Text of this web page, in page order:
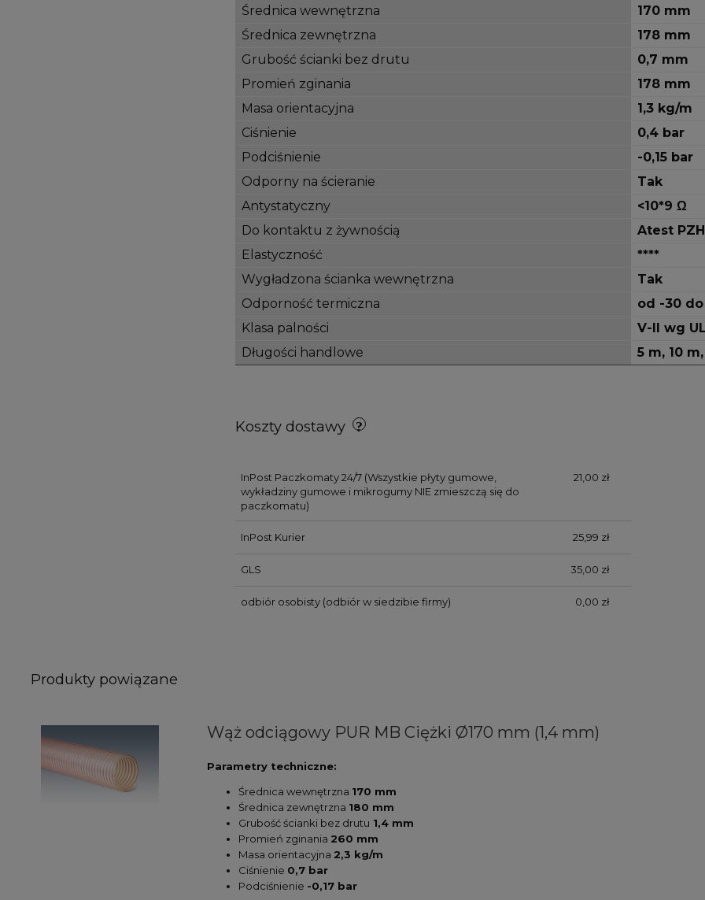
Średnica wewnętrzna
170 mm
Średnica zewnętrzna
178 mm
Grubość ścianki bez drutu
0,7 mm
Promień zginania
178 mm
Masa orientacyjna
1,3 kg/m
Ciśnienie
0,4 bar
Podciśnienie
-0,15 bar
Odporny na ścieranie
Tak
Antystatyczny
<10*9 Ω
Do kontaktu z żywnością
Atest
Elastyczność
****
Wygładzona ścianka wewnętrzna
Tak
Odporność termiczna
od -30 do
Klasa palności
V-II wg
Długości handlowe
5 m, 10
Koszty dostawy
InPost Paczkomaty 24/7(Wszystkie płyty gumowe,
wykładziny gumowe i mikrogumy NIE zmieszczą się do
paczkomatu)
21,00 zł
InPost Kurier 25,99 zł
GLS 35,00 zł
odbiór osobisty(odbiór w siedzibie firmy) 0,00 zł
Produkty powiązane
Wąż odciągowy PUR MB Ciężki Ø170 mm (1,4 mm)
Parametry techniczne:
Średnica wewnętrzna 170 mm
Średnica zewnętrzna 180 mm
Grubość ścianki bez drutu 1,4 mm
Promień zginania 260 mm
Masa orientacyjna 2,3 kg/m
Ciśnienie 0,7 bar
Podciśnienie -0,17 bar